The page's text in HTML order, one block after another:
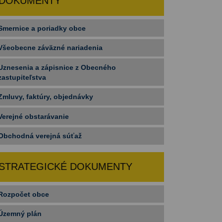
a poriadky obce
záväzné nariadenia
a zápisnice z Obecného
faktúry, objednávky
obstarávanie
verejná súťaž
DOKUMENTY
obce
plán